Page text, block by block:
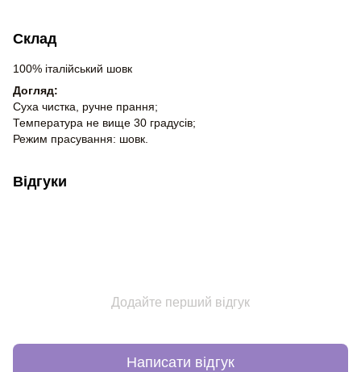
Склад
100% італійський шовк
Догляд:
Суха чистка, ручне прання;
Температура не вище 30 градусів;
Режим прасування: шовк.
Відгуки
Додайте перший відгук
Написати відгук